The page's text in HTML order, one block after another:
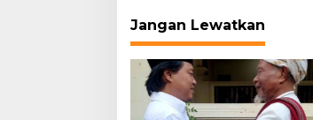
Jangan Lewatkan